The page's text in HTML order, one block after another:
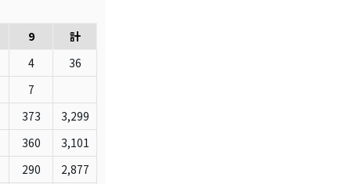
9
計
4
36
7
373
3,299
360
3,101
290
2,877